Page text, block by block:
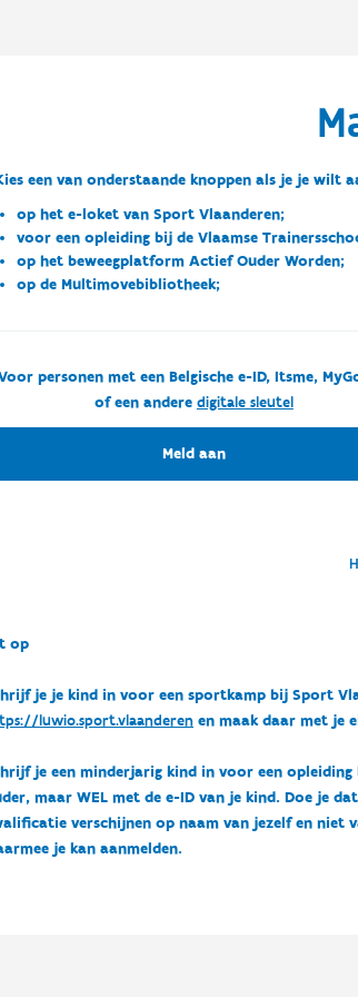
een van onderstaande knoppen als je je wilt
op het e-loket van Sport Vlaanderen;
voor een opleiding bij de Vlaamse
op het beweegplatform Actief Ouder Worden;
op de Multimovebibliotheek;
personen met een Belgische e-ID, Itsme,
of een andere digitale sleutel
Meld aan
op
je je kind in voor een sportkamp bij Sport
luwio.sport.vlaanderenen maak daar met je
je een minderjarig kind in voor een opleiding
maar WEL met de e-ID van je kind. Doe je
verschijnen op naam van jezelf en niet
je kan aanmelden.